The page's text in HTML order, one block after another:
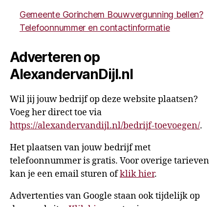
Gemeente Gorinchem Bouwvergunning bellen?
Telefoonnummer en contactinformatie
Adverteren op
AlexandervanDijl.nl
Wil jij jouw bedrijf op deze website plaatsen?
Voeg her direct toe via
https://alexandervandijl.nl/bedrijf-toevoegen/.
Het plaatsen van jouw bedrijf met
telefoonnummer is gratis. Voor overige tarieven
kan je een email sturen ofklik hier.
Advertenties van Google staan ook tijdelijk op